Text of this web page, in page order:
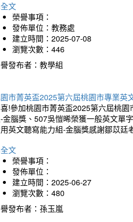
文
榮譽事項：
發佈單位：教務處
建立時間：2025-07-08
瀏覽次數：446
發布者：教學組
市菁英盃2025第六屆桃園市專業英
!參加桃園市菁英盃2025第六屆桃
金腦獎、507吳愷晞榮獲一般英文單
英文聽寫能力組-金腦獎感謝鄒苡廷
文
榮譽事項：
發佈單位：
建立時間：2025-06-27
瀏覽次數：480
發布者：孫玉嵐